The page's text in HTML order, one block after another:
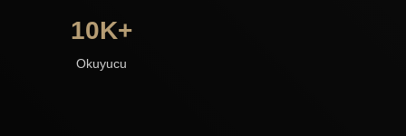
10K+
Okuyucu